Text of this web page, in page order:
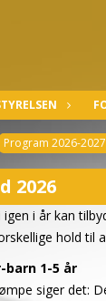
Program 2026-2027
2026
i år kan
hold til
barn 1-5 år
siger det: